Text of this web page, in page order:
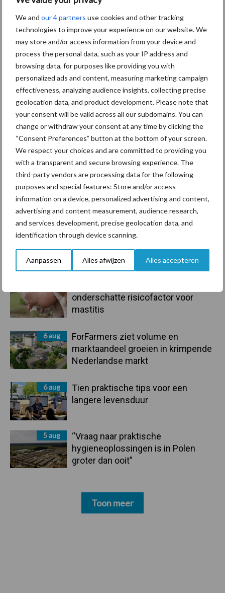
We and our 4 partners use cookies and other tracking
technologies to improve your experience on our website. We
may store and/or access information from your device and
process the personal data, such as your IP address and
browsing data, for purposes like providing you with
personalized ads and content, measuring marketing campaign
effectiveness, analyzing audience insights, collecting precise
geolocation data, and product development. Please note that
your consent will be valid across all our subdomains. You can
change or withdraw your consent at any time by clicking the
“Consent Preferences” button at the bottom of your screen.
We respect your choices and are committed to providing you
with a transparent and secure browsing experience. The
third-party vendors are processing data for the following
purposes and special features: Store and/or access
information on a device, personalized advertising and content,
advertising and content measurement, audience research,
and services development, precise geolocation data, and
identification through device scanning.
Aanpassen Alles afwijzen Alles accepteren
Primaire
Sidebar
Recent nieuws Partner nieuws
7 aug
Grondstoffenmarkt blijft grillig:
handel in de greep
onderschatte risicofactor voor
mastitis
6 aug
ForFarmers ziet volume en
marktaandeel groeien in krimpende
Nederlandse markt
6 aug
Tien praktische tips voor een
langere levensduur
5 aug
“Vraag naar praktische
hygieneoplossingen is in Polen
groter dan ooit”
Toon meer
Themapagina's
Diergezondheid Bemesting Fokkerij
Bedrijfsnieuws
Ligbox &
Voerhekken
Toon meer